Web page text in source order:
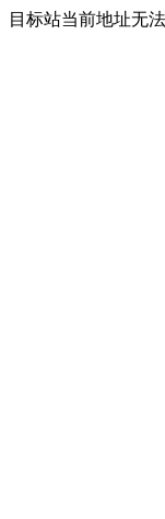
目标站当前地址无